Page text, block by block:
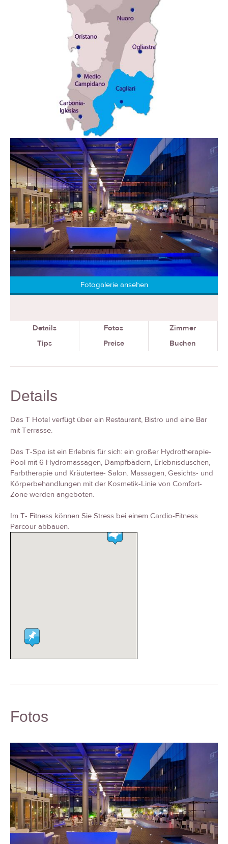
Fotogalerie ansehen
Details Fotos
Zimmer
Tips
Preise Buchen
Details
Das T Hotel verfügt über ein Restaurant, Bistro und eine Bar
mit Terrasse.
Das T-Spa ist ein Erlebnis für sich: ein großer Hydrotherapie-
Pool mit 6 Hydromassagen, Dampfbädern, Erlebnisduschen,
Farbtherapie und Kräutertee- Salon. Massagen, Gesichts- und
Körperbehandlungen mit der Kosmetik-Linie von Comfort-
Zone werden angeboten.
Im T- Fitness können Sie Stress bei einem Cardio-Fitness
Parcour abbauen.
Fotos